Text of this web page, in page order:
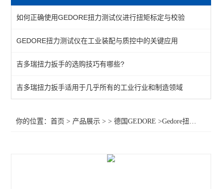
棘轮头
动态扭矩测试仪
扭力测试仪
接地螺柱扳手
如何正确使用GEDORE扭力测试仪进行扭矩标定与校验
GEDORE扭力测试仪在工业装配与质控中的关键应用
吉多瑞扭力扳手的选购技巧有哪些?
吉多瑞扭力扳手适用于几乎所有的工业行业和制造领域
你的位置：首页 > 产品展示 > >德国GEDORE >Gedore扭力扳手7601960 Gedore扭力扳手4150-25 扭力扳手7602180